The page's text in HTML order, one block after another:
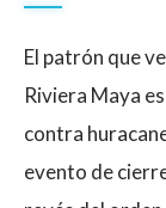
El patrón que
Riviera Maya
contra
evento de